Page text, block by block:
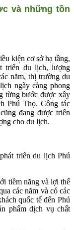
và những tồn
kiện cơ sở hạ tầng,
triển du lịch, lượng
năm, thị trường du
ngày càng phong
từng bước được xây
Phú Thọ. Công tác
đang được triển
cho du lịch.
triển du lịch Phú
tiềm năng và lợi thế
các năm và có các
quốc tế đến Phú
phẩm dịch vụ chất